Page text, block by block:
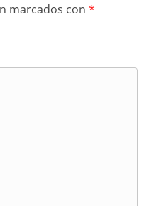
marcados con *